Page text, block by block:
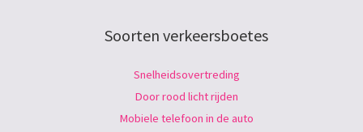
Soorten verkeersboetes
Snelheidsovertreding
Door rood licht rijden
Mobiele telefoon in de auto